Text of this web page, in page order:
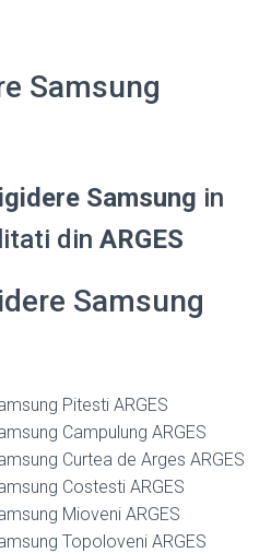
Samsung
Samsung in
din ARGES
Samsung
Pitesti ARGES
Campulung ARGES
Curtea de Arges ARGES
Costesti ARGES
Mioveni ARGES
Topoloveni ARGES